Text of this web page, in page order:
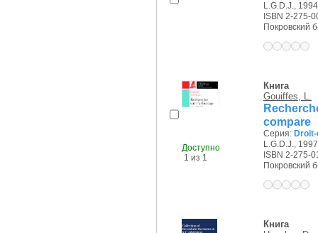
L.G.D.J., 1994
ISBN 2-275-
Покровский
Доступно
1 из 1
Книга
Gouiffes, L.
compare
Серия:
L.G.D.J., 1997
ISBN 2-275-
Покровский
Книга